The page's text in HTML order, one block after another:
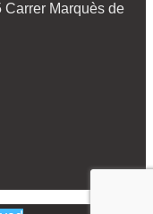
Carrer Marquès de